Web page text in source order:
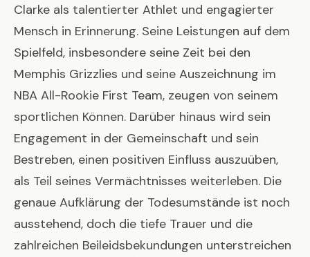
Clarke als talentierter Athlet und engagierter
Mensch in Erinnerung. Seine Leistungen auf dem
Spielfeld, insbesondere seine Zeit bei den
Memphis Grizzlies und seine Auszeichnung im
NBA All-Rookie First Team, zeugen von seinem
sportlichen Können. Darüber hinaus wird sein
Engagement in der Gemeinschaft und sein
Bestreben, einen positiven Einfluss auszuüben,
als Teil seines Vermächtnisses weiterleben. Die
genaue Aufklärung der Todesumstände ist noch
ausstehend, doch die tiefe Trauer und die
zahlreichen Beileidsbekundungen unterstreichen